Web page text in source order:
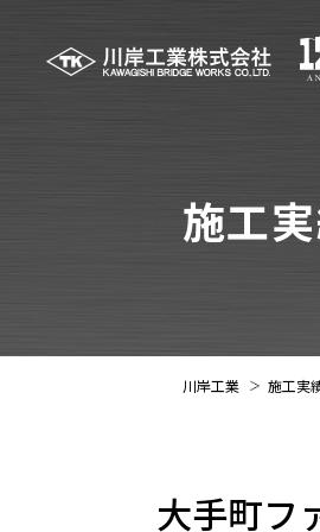
施工
川岸工業 施工実
大手町フ